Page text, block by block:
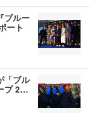
ブルー
ート
「ブル
プ 2…